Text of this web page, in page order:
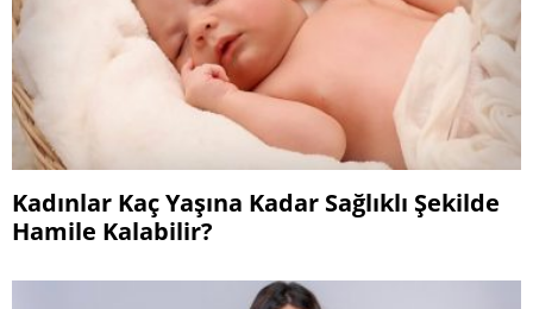
Kadınlar Kaç Yaşına Kadar Sağlıklı Şekilde
Hamile Kalabilir?